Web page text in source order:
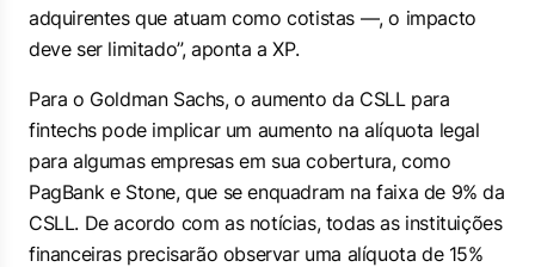
adquirentes que atuam como cotistas —, o impacto
deve ser limitado”, aponta a XP.
Para o Goldman Sachs, o aumento da CSLL para
fintechs pode implicar um aumento na alíquota legal
para algumas empresas em sua cobertura, como
PagBank e Stone, que se enquadram na faixa de 9% da
CSLL. De acordo com as notícias, todas as instituições
financeiras precisarão observar uma alíquota de 15%